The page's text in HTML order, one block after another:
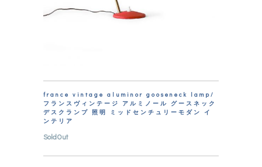
france vintage aluminor gooseneck lamp/
フランスヴィンテージ アルミノール グースネック
デスクランプ 照明 ミッドセンチュリーモダン イ
ンテリア
SoldOut